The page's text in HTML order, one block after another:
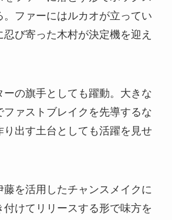
。ファーにはルカオが立ってい
び寄った木村が決定機を迎え
の旗手としても躍動。大きな
ファストブレイクを先導するな
り出す土台としても活躍を見せ
を活用したチャンスメイクに
付けてリリースする形で味方を